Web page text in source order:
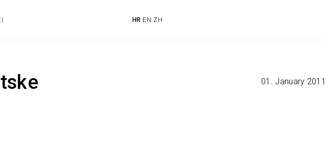
HR EN ZH
01. January 2011